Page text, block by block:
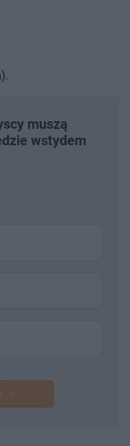
muszą
wstydem